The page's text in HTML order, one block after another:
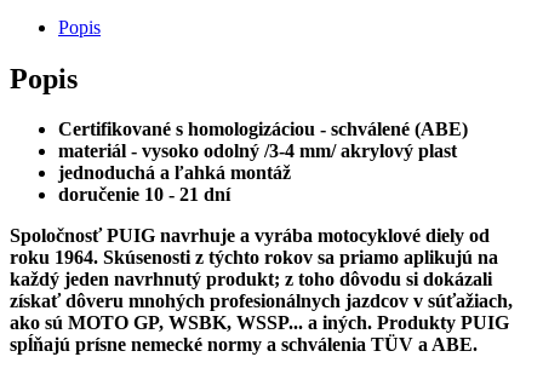
SPORT
280
Popis
Popis
Certifikované s homologizáciou - schválené (ABE)
materiál - vysoko odolný /3-4 mm/akrylový plast
jednoduchá a ľahká montáž
doručenie 10 - 21 dní
Spoločnosť PUIG navrhuje a vyrába motocyklové diely od
roku 1964. Skúsenosti z týchto rokov sa priamo aplikujú na
každý jeden navrhnutý produkt; z toho dôvodu si dokázali
získať dôveru mnohých profesionálnych jazdcov v súťažiach,
ako sú MOTO GP, WSBK, WSSP... a iných. Produkty PUIG
spĺňajú prísne nemecké normy a schválenia TÜV a ABE.